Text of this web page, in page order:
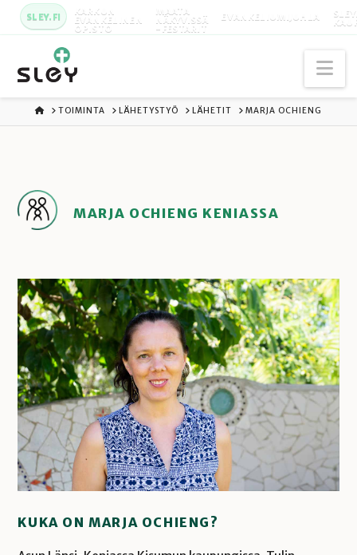
SLEY.FI KARKUN
EVANKELINEN
OPISTO
MAATA
NÄKYVISSÄ
-FESTARIT
EVANKELIUMIJUHLA
ETUSIVU
TOIMINTA LÄHETYSTYÖ LÄHETIT MARJA OCHIENG
MARJA OCHIENG KENIASSA
KUKA ON MARJA OCHIENG?